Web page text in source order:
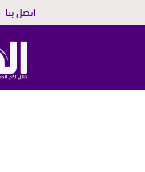
اتصل بنا